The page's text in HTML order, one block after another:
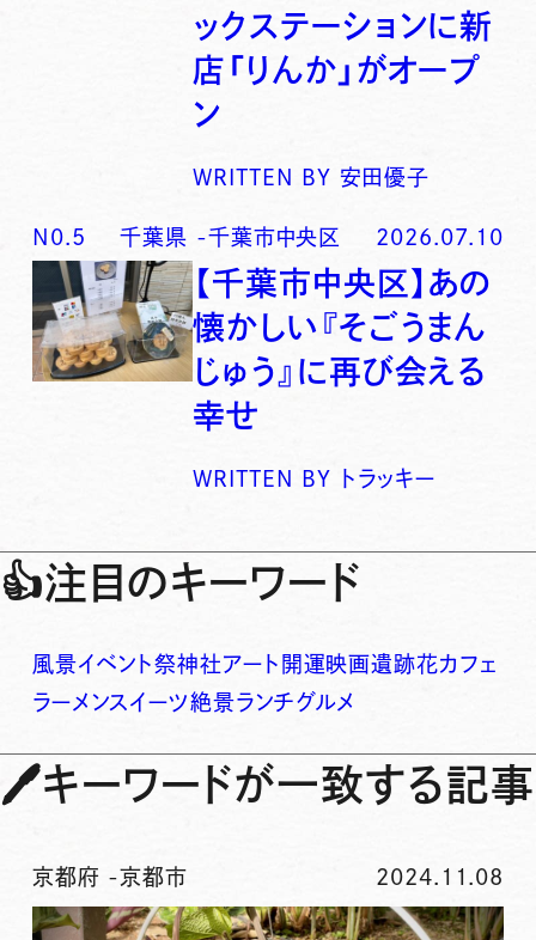
ックステーションに新
店「りんか」がオープ
ン
WRITTEN BY 安田優子
N0. 5 千葉県 -千葉市中央区 2026.07.10
【千葉市中央区】あの
懐かしい『そごうまん
じゅう』に再び会える
幸せ
WRITTEN BY トラッキー
👍注目のキーワード
風景イベント祭神社アート 開運映画遺跡花カフェ
ラーメンスイーツ絶景ランチグルメ
🖊キーワードが一致する記事
京都府 -京都市 2024.11.08